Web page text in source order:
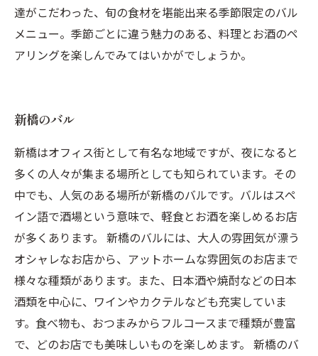
達がこだわった、旬の食材を堪能出来る季節限定のバル
メニュー。季節ごとに違う魅力のある、料理とお酒のペ
アリングを楽しんでみてはいかがでしょうか。
新橋のバル
新橋はオフィス街として有名な地域ですが、夜になると
多くの人々が集まる場所としても知られています。その
中でも、人気のある場所が新橋のバルです。バルはスペ
イン語で酒場という意味で、軽食とお酒を楽しめるお店
が多くあります。 新橋のバルには、大人の雰囲気が漂う
オシャレなお店から、アットホームな雰囲気のお店まで
様々な種類があります。また、日本酒や焼酎などの日本
酒類を中心に、ワインやカクテルなども充実していま
す。食べ物も、おつまみからフルコースまで種類が豊富
で、どのお店でも美味しいものを楽しめます。 新橋のバ